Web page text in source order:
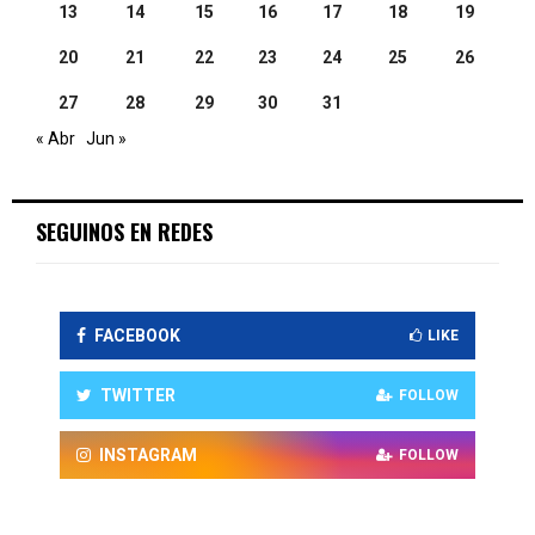
13 14 15 16 17 18 19
20 21 22 23 24 25 26
27 28 29 30
31
« Abr Jun »
SEGUINOS EN REDES
FACEBOOK LIKE
TWITTER FOLLOW
INSTAGRAM FOLLOW